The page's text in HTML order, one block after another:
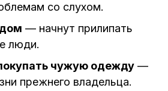
со слухом.
— начнут прилипать
люди.
чужую одежду —
прежнего владельца.